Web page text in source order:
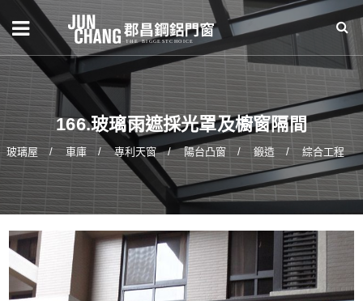
166.玻璃雨遮採光罩及櫥窗隔間
玻璃屋 車庫 專利天窗 陽台凸窗 鍛造 綜合工程